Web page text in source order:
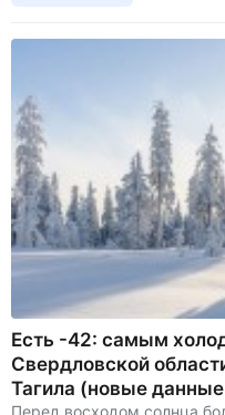
Есть -42: самым
Свердловской
Тагила (новые данные
Перед восходом солнца